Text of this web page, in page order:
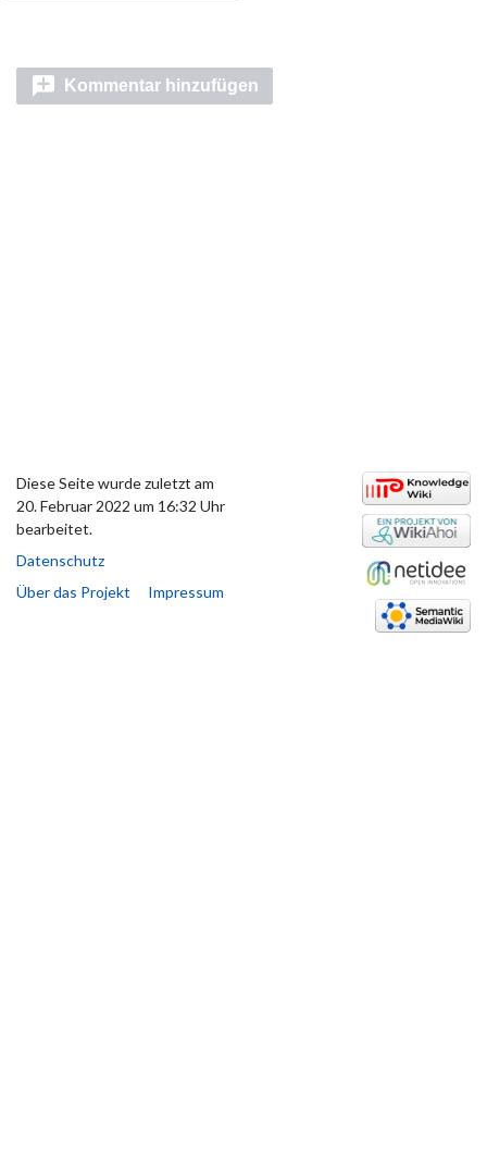
Kommentar hinzufügen
Diese Seite wurde zuletzt am
20. Februar 2022 um 16:32 Uhr
bearbeitet.
Datenschutz
Über das Projekt
Impressum